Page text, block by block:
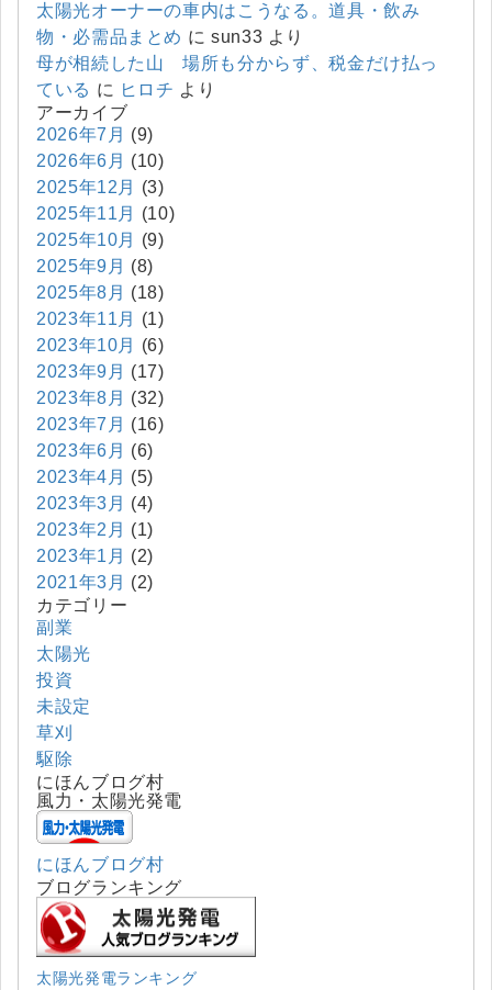
太陽光オーナーの車内はこうなる。道具・飲み
物・必需品まとめ にsun33 より
母が相続した山 場所も分からず、税金だけ払っ
ている に ヒロチ より
アーカイブ
2026年7月 (9)
2026年6月 (10)
2025年12月
(3)
2025年11月
(10)
2025年10月
(9)
2025年9月 (8)
2025年8月 (18)
2023年11月
(1)
2023年10月
(6)
2023年9月 (17)
2023年8月 (32)
2023年7月 (16)
2023年6月 (6)
2023年4月 (5)
2023年3月 (4)
2023年2月 (1)
2023年1月 (2)
2021年3月 (2)
カテゴリー
副業
太陽光
投資
未設定
草刈
駆除
にほんブログ村
風力・太陽光発電
にほんブログ村
ブログランキング
太陽光発電ランキング